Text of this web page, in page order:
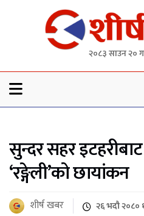
२०८३ साउन २०
सुन्दर सहर
‘रङ्गेली’को छायांकन
शीर्ष खबर २६ भदौ २०८०